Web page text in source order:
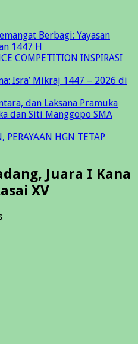
Berbagi: Yayasan
1447 H
COMPETITION INSPIRASI
Isra’ Mikraj 1447 – 2026 di
dan Laksana Pramuka
dan Siti Manggopo SMA
PERAYAAN HGN TETAP
Juara I Kana
XV